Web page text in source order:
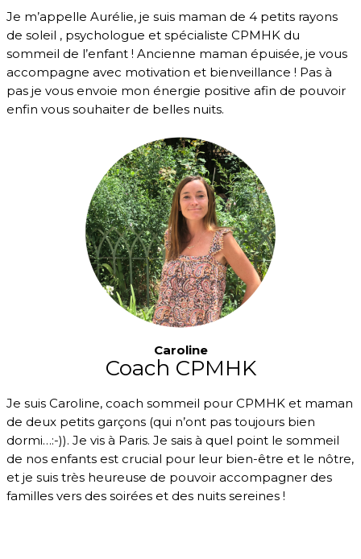
Je m’appelle Aurélie, je suis maman de 4 petits rayons
de soleil , psychologue et spécialiste CPMHK du
sommeil de l’enfant ! Ancienne maman épuisée, je vous
accompagne avec motivation et bienveillance ! Pas à
pas je vous envoie mon énergie positive afin de pouvoir
enfin vous souhaiter de belles nuits.
Caroline
Coach CPMHK
Je suis Caroline, coach sommeil pour CPMHK et maman
de deux petits garçons (qui n’ont pas toujours bien
dormi…:-)). Je vis à Paris. Je sais à quel point le sommeil
de nos enfants est crucial pour leur bien-être et le nôtre,
et je suis très heureuse de pouvoir accompagner des
familles vers des soirées et des nuits sereines !